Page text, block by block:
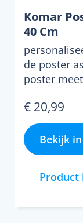
Komar
40 Cm
de poster
poster
€ 20,99
Bekijk
Product